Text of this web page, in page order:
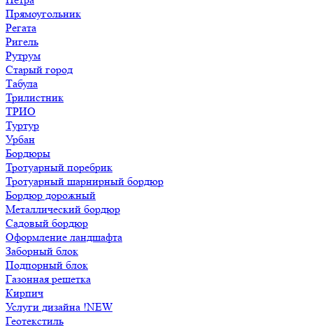
Прямоугольник
Регата
Ригель
Рутрум
Старый город
Табула
Трилистник
ТРИО
Туртур
Урбан
Бордюры
Тротуарный поребрик
Тротуарный шарнирный бордюр
Бордюр дорожный
Металлический бордюр
Садовый бордюр
Оформление ландшафта
Заборный блок
Подпорный блок
Газонная решетка
Кирпич
Услуги дизайна !NEW
Геотекстиль